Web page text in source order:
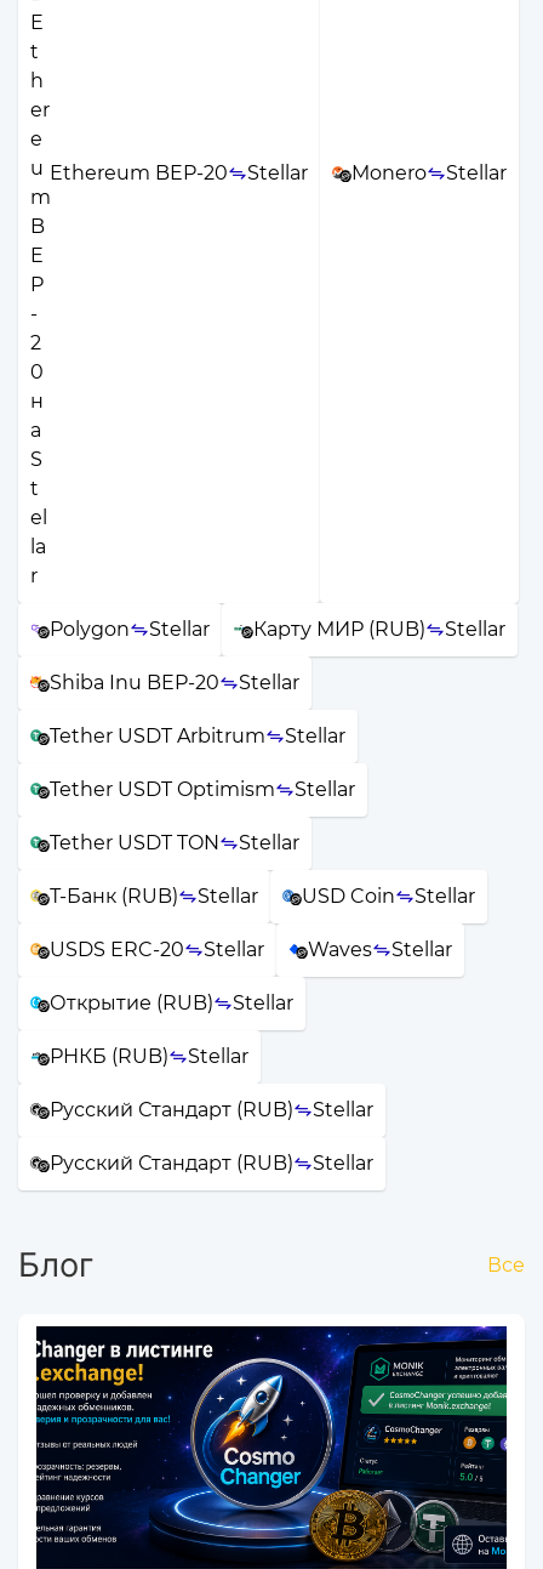
Ethereum BEP-20 Stellar Monero Stellar
Polygon Stellar Карту МИР (RUB) Stellar
Shiba Inu BEP-20 Stellar
Tether USDT Arbitrum Stellar
Tether USDT Optimism Stellar
Tether USDT TON Stellar
Т-Банк (RUB) Stellar USD Coin Stellar
USDS ERC-20 Stellar Waves Stellar
Открытие (RUB) Stellar
РНКБ (RUB) Stellar
Русский Стандарт (RUB) Stellar
Русский Стандарт (RUB) Stellar
Блог Все